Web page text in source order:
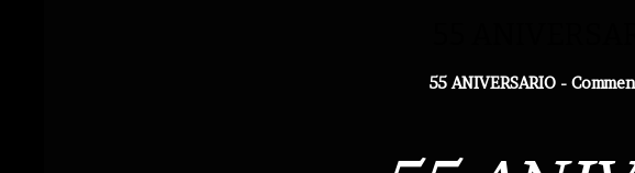
55 ANIVERSARIO -